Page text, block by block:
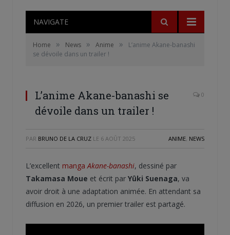
NAVIGATE
Home » News » Anime »
L’anime Akane-banashi
se dévoile dans un trailer !
L’anime Akane-banashi se
dévoile dans un trailer !
0
PAR BRUNO DE LA CRUZ LE 6 AOÛT 2025 ANIME, NEWS
L’excellent mangaAkane-banashi, dessiné par
Takamasa Moue et écrit par Yûki Suenaga, va
avoir droit à une adaptation animée. En attendant sa
diffusion en 2026, un premier trailer est partagé.